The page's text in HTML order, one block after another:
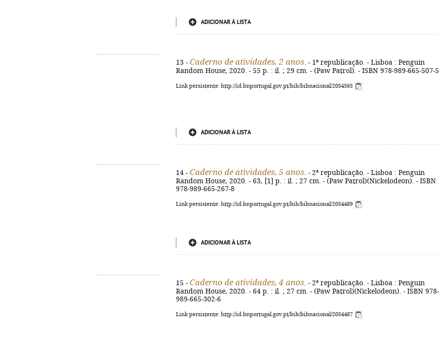
ADICIONAR À LISTA
13 - Caderno de atividades, 2 anos . - 1ª republicação. - Lisboa : Penguin
Random House, 2020. - 55 p. : il. ; 29 cm. - (Paw Patrol). - ISBN 978-989-665-507-5
Link persistente: http://id.bnportugal.gov.pt/bib/bibnacional/2054565
ADICIONAR À LISTA
14 - Caderno de atividades, 5 anos . - 2ª republicação. - Lisboa : Penguin
Random House, 2020. - 63, [1] p. : il. ; 27 cm. - (Paw Patrol)(Nickelodeon). - ISBN
978-989-665-267-8
Link persistente: http://id.bnportugal.gov.pt/bib/bibnacional/2054489
ADICIONAR À LISTA
15 - Caderno de atividades, 4 anos . - 2ª republicação. - Lisboa : Penguin
Random House, 2020. - 64 p. : il. ; 27 cm. - (Paw Patrol)(Nickelodeon). - ISBN 978-
989-665-302-6
Link persistente: http://id.bnportugal.gov.pt/bib/bibnacional/2054487